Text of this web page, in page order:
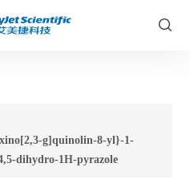
g]quinolin-8-yl}-1-
dihydro-1H-pyrazole